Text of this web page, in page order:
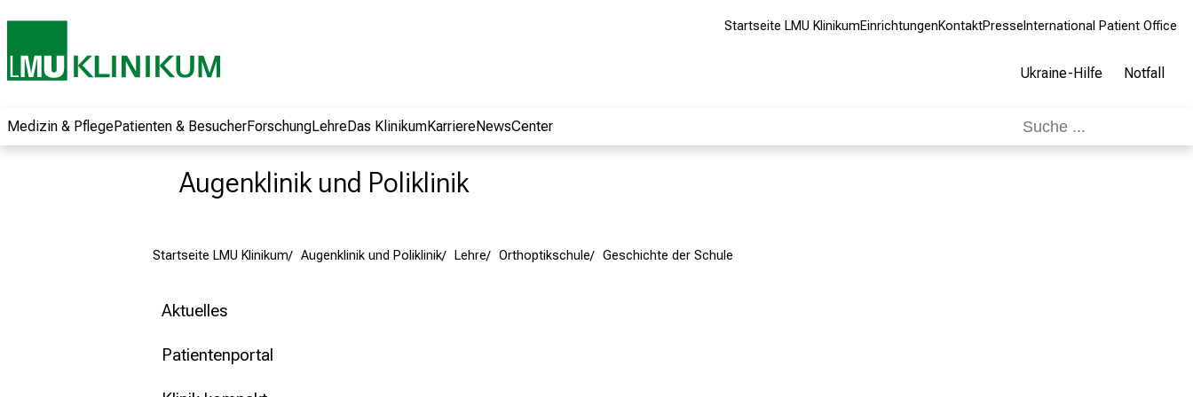
Startseite LMU KlinikumEinrichtungenKontaktPresse International Patient Office
Ukraine-Hilfe Notfall
Medizin & PflegePatienten & BesucherForschungLehreDas KlinikumKarriereNewsCenter
Augenklinik und Poliklinik
Startseite LMU Klinikum Augenklinik und Poliklinik Lehre Orthoptikschule Geschichte der Schule
Aktuelles
Patientenportal
Informationen zu
Jobs, Ausbildungen
Weiterbildungen.
Kommen Sie
begeistern – ganz
ohne Anmeldung.